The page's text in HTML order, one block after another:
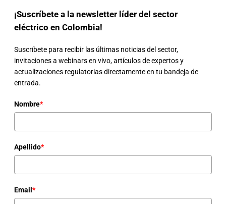
¡Suscríbete a la newsletter líder del sector
eléctrico en Colombia!
Suscríbete para recibir las últimas noticias del sector,
invitaciones a webinars en vivo, artículos de expertos y
actualizaciones regulatorias directamente en tu bandeja de
entrada.
Nombre*
Apellido*
Email *